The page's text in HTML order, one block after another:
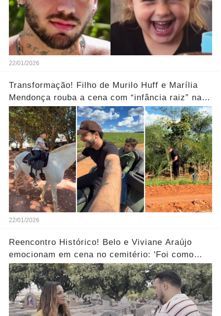
22/01/2026
Transformação! Filho de Murilo Huff e Marília
Mendonça rouba a cena com “infância raiz” na
fazenda.... Ver mais
22/01/2026
Reencontro Histórico! Belo e Viviane Araújo
emocionam em cena no cemitério: 'Foi como
reviver nosso passado'... Ver mais